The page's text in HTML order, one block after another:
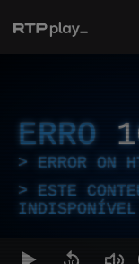
ERRO
ERROR ON
ESTE
INDISPONÍVEL